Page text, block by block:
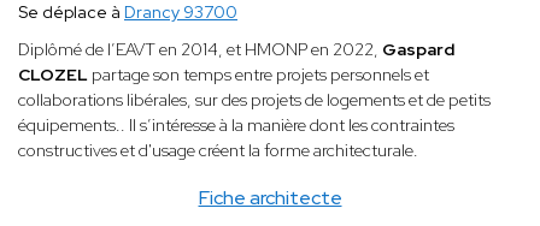
Fiche architecte
Se déplace à Drancy 93700
Diplômé de l’EAVT en 2014, et HMONP en 2022, Gaspard
CLOZEL partage son temps entre projets personnels et
collaborations libérales, sur des projets de logements et de petits
équipements.. Il s’intéresse à la manière dont les contraintes
constructives et d'usage créent la forme architecturale.